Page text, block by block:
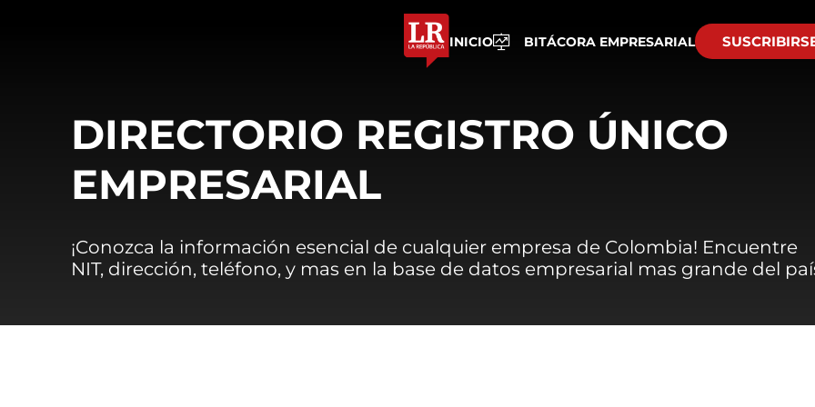
INICIO BITÁCORA EMPRESARIAL
DIRECTORIO REGISTRO ÚNICO
EMPRESARIAL
¡Conozca la información esencial de cualquier empresa de Colombia! Encuentre
NIT, dirección, teléfono, y mas en la base de datos empresarial mas grande del